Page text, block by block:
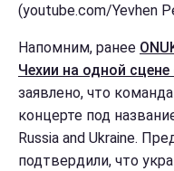
(youtube.com/Yevhen
Напомним, ранее
Чехии на одной
заявлено, что
концерте под
Russia and Ukraine.
подтвердили, что